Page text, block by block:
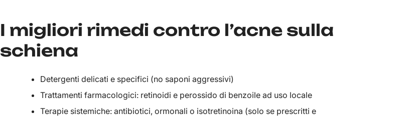
I migliori rimedi contro l’acne sulla
schiena
Detergenti delicati e specifici (no saponi aggressivi)
Trattamenti farmacologici: retinoidi e perossido di benzoile ad uso locale
Terapie sistemiche: antibiotici, ormonali o isotretinoina (solo se prescritti e